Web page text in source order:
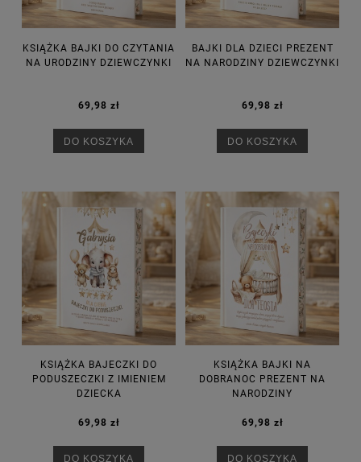
KSIĄŻKA BAJKI DO CZYTANIA
NA URODZINY DZIEWCZYNKI
69,98 zł
DO KOSZYKA
BAJKI DLA DZIECI PREZENT
NA NARODZINY DZIEWCZYNKI
69,98 zł
DO KOSZYKA
KSIĄŻKA BAJECZKI DO
PODUSZECZKI Z IMIENIEM
DZIECKA
69,98 zł
DO KOSZYKA
KSIĄŻKA BAJKI NA
DOBRANOC PREZENT NA
NARODZINY
69,98 zł
DO KOSZYKA